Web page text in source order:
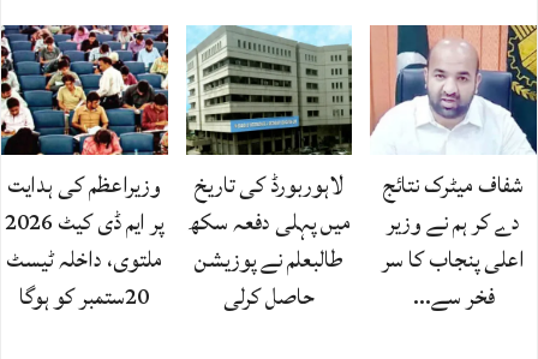
شفاف میٹرک نتائج
دے کر ہم نے وزیر
اعلی پنجاب کا سر
فخر سے…
لاہوربورڈ کی تاریخ
میں پہلی دفعہ سکھ
طالبعلم نے پوزیشن
حاصل کرلی
وزیراعظم کی ہدایت
پر ایم ڈی کیٹ 2026
ملتوی، داخلہ ٹیسٹ
20ستمبر کو ہوگا